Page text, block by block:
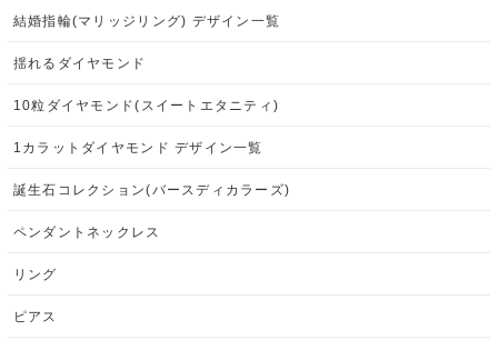
結婚指輪(マリッジリング) デザイン一覧
揺れるダイヤモンド
10粒ダイヤモンド(スイートエタニティ)
1カラットダイヤモンド デザイン一覧
誕生石コレクション(バースディカラーズ)
ペンダントネックレス
リング
ピアス